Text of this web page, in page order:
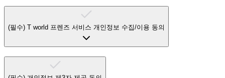
(필수) T world 프렌즈 서비스 개인정보 수집/이용 동의